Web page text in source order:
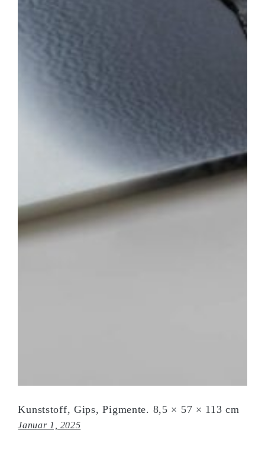
Kunststoff, Gips, Pigmente. 8,5 × 57 × 113 cm
Januar 1, 2025